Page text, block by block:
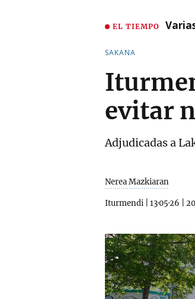
EL TIEMPO
SAKANA
evitar
Adjudicadas a
Nerea Mazkiaran
Iturmendi 13·05·26